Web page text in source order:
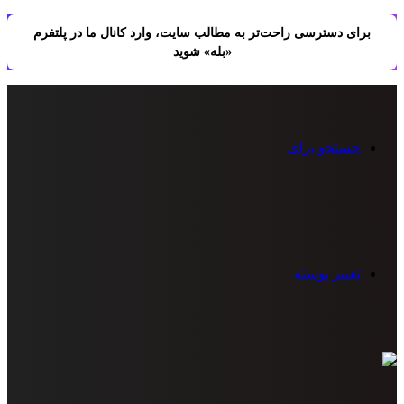
برای دسترسی راحت‌تر به مطالب سایت، وارد کانال ما در پلتفرم
«بله» شوید
جستجو برای
تغییر پوسته